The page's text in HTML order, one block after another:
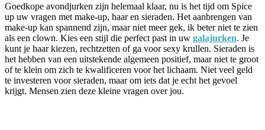
Goedkope avondjurken zijn helemaal klaar, nu is het tijd om Spice
up uw vragen met make-up, haar en sieraden. Het aanbrengen van
make-up kan spannend zijn, maar niet meer gek, ik beter niet te zien
als een clown. Kies een stijl die perfect past in uw galajurken. Je
kunt je haar kiezen, rechtzetten of ga voor sexy krullen. Sieraden is
het hebben van een uitstekende algemeen positief, maar niet te groot
of te klein om zich te kwalificeren voor het lichaam. Niet veel geld
te investeren voor sieraden, maar om iets dat je echt het gevoel
krijgt. Mensen zien deze kleine vragen over jou.